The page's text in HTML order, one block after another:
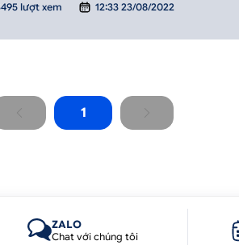
lượt xem 12:33 23/08/2022
1
ZALO
Chat với chúng tôi